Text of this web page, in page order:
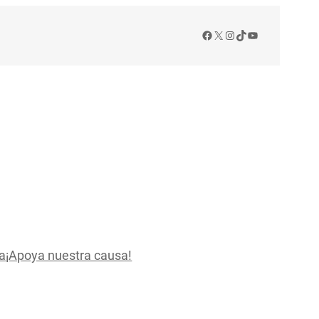
Facebook
X Instagram
TikTok
YouTube
¡Apoya nuestra causa!